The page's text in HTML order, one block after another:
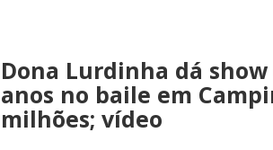
Dona Lurdinha dá
anos no baile em
milhões; vídeo